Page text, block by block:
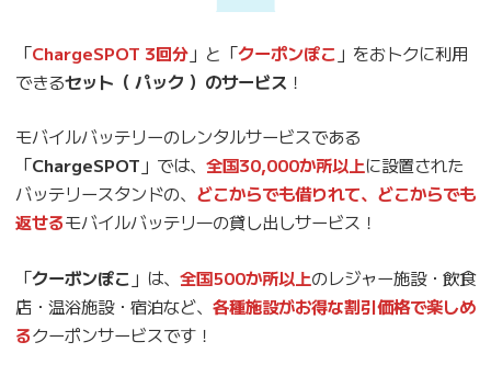
「ChargeSPOT 3回分」と「クーポンぽこ 」をおトクに利用
できるセット（ パック ）のサービス ！
モバイルバッテリーのレンタルサービスである
「ChargeSPOT 」では、 全国30,000か所以上に設置された
バッテリースタンドの、 どこからでも借りれて、どこからでも
返せるモバイルバッテリ―の貸し出しサービス！
「クーボンぽこ 」は、 全国500か所以上のレジャー施設・飲食
店・温浴施設・宿泊など、 各種施設がお得な割引価格で楽しめ
るクーポンサービスです！